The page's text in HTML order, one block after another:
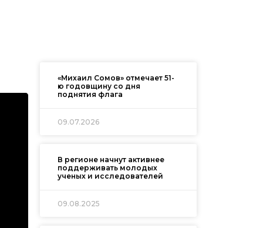
«Михаил Сомов» отмечает 51-
ю годовщину со дня
поднятия флага
09.07.2026
В регионе начнут активнее
поддерживать молодых
ученых и исследователей
09.08.2025